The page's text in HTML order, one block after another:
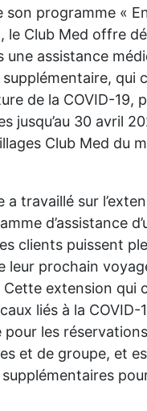
son programme «
le Club Med offre
une assistance
supplémentaire, qui
de la COVID-19,
jusqu’au 30 avril
Club Med du
a travaillé sur
d’assistance
clients puissent
leur prochain
extension qui
liés à la COVID-
pour les réservations
et de groupe, et